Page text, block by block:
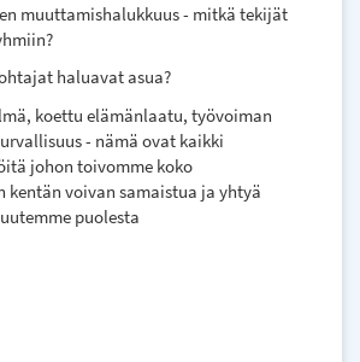
muuttamishalukkuus - mitkä tekijät
haluavat asua?
koettu elämänlaatu, työvoiman
- nämä ovat kaikki
johon toivomme koko
kentän voivan samaistua ja yhtyä
puolesta